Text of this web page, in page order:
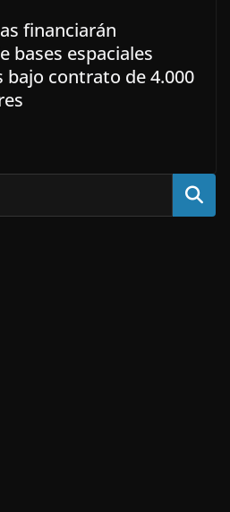
financiarán
bases espaciales
bajo contrato de 4.000
Buscar